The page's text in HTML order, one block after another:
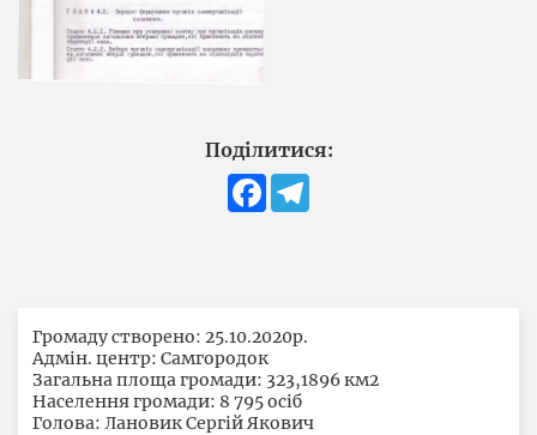
Поділитися:
Facebook
Громаду створено: 25.10.2020р.
Адмін. центр: Самгородок
Загальна площа громади: 323,1896 км2
Населення громади: 8 795 осіб
Голова: Лановик Сергій Якович